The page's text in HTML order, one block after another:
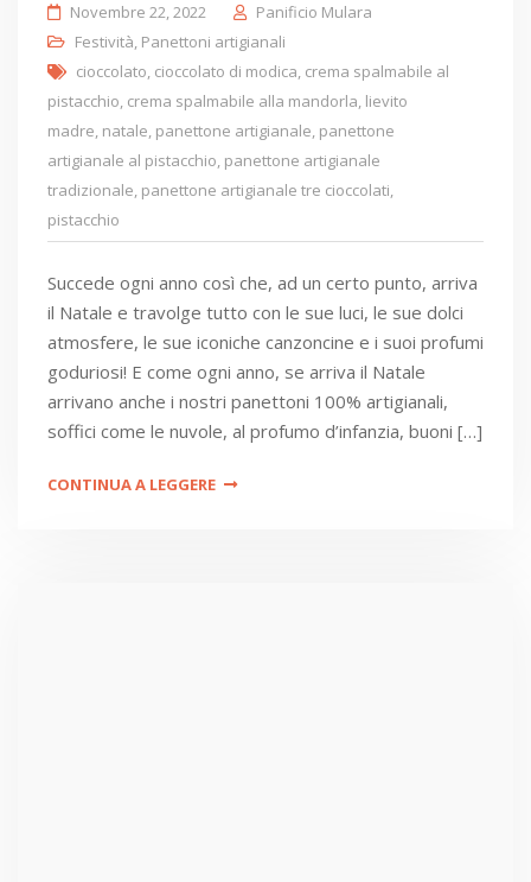
Novembre 22, 2022
Panificio Mulara
Festività Panettoni artigianali
cioccolato cioccolato di modica crema spalmabile al
pistacchio crema spalmabile alla mandorla lievito
madre natale panettone artigianale panettone
artigianale al pistacchio panettone artigianale
tradizionale panettone artigianale tre cioccolati
pistacchio
Succede ogni anno così che, ad un certo punto, arriva
il Natale e travolge tutto con le sue luci, le sue dolci
atmosfere, le sue iconiche canzoncine e i suoi profumi
goduriosi! E come ogni anno, se arriva il Natale
arrivano anche i nostri panettoni 100% artigianali,
soffici come le nuvole, al profumo d’infanzia, buoni […]
CONTINUA A LEGGERE